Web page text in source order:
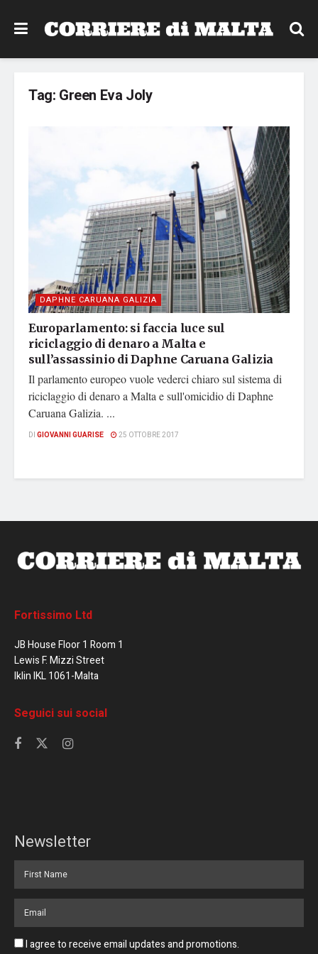
Tag: Green Eva Joly
DAPHNE CARUANA GALIZIA
Europarlamento: si faccia luce sul
riciclaggio di denaro a Malta e
sull’assassinio di Daphne Caruana Galizia
Il parlamento europeo vuole vederci chiaro sul sistema di
riciclaggio di denaro a Malta e sull'omicidio di Daphne
Caruana Galizia. ...
DI GIOVANNI GUARISE 25 OTTOBRE 2017
Fortissimo Ltd
JB House Floor 1 Room 1
Lewis F. Mizzi Street
Iklin IKL 1061-Malta
Seguici sui social
Newsletter
I agree to receive email updates and promotions.